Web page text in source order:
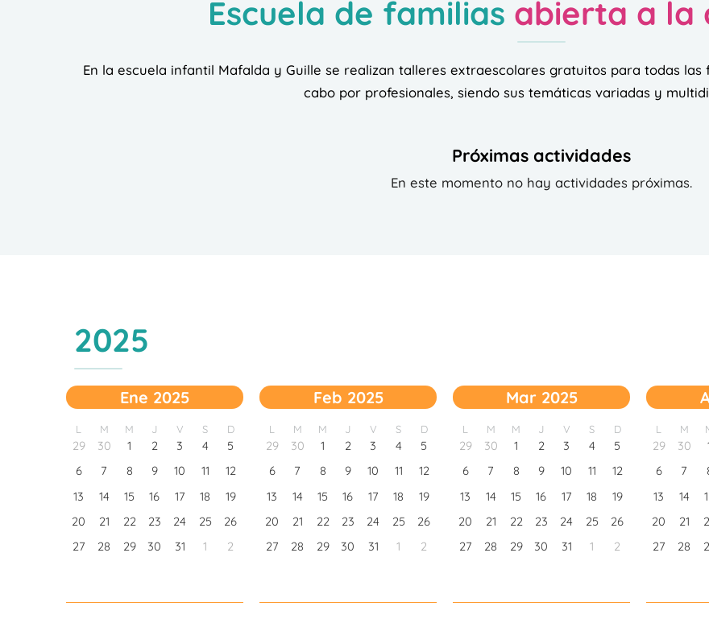
Escuela de familias abierta a la
En la escuela infantil Mafalda y Guille se realizan talleres extraescolares gratuitos para todas las
cabo por profesionales, siendo sus temáticas variadas y
Próximas actividades
En este momento no hay actividades próximas.
2025
Ene 2025
L M M J V S D
29 30 1 2 3 4
5
6
7 8 9 10 11
12
13
14 15 16 17 18
19
20
21 22 23 24 25
26
27
28 29 30 31 1 2
Feb 2025
L M M J V S D
29 30 1 2 3 4
5
6
7 8 9 10 11
12
13
14 15 16 17 18
19
20
21 22 23 24 25
26
27
28 29 30 31 1 2
Mar 2025
L M M J V S D
29 30 1 2 3 4
5
6
7 8 9 10 11
12
13
14 15 16 17 18
19
20
21 22 23 24 25
26
27
28 29 30 31 1 2
L M
29 30
6
7
13
14
20
21
27
28